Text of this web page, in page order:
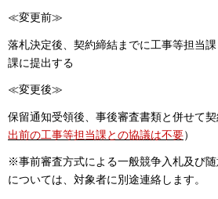
≪変更前≫
落札決定後、契約締結までに工事等担当
課に提出する
≪変更後≫
保留通知受領後、事後審査書類と併せて
出前の工事等担当課との協議は不要）
※事前審査方式による一般競争入札及び
については、対象者に別途連絡します。